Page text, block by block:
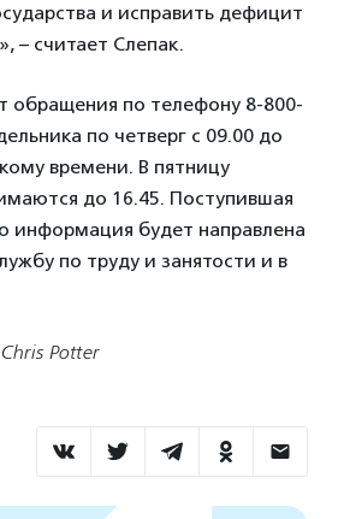
и исправить дефицит
– считает Слепак.
обращения по телефону 8-800-
по четверг с 09.00 до
времени. В пятницу
до 16.45. Поступившая
информация будет направлена
по труду и занятости и в
Potter